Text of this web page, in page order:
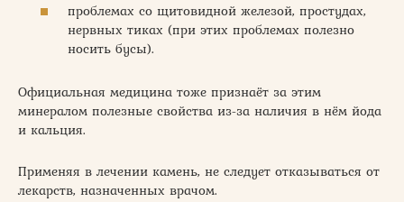
проблемах со щитовидной железой, простудах,
нервных тиках (при этих проблемах полезно
носить бусы).
Официальная медицина тоже признаёт за этим
минералом полезные свойства из-за наличия в нём йода
и кальция.
Применяя в лечении камень, не следует отказываться от
лекарств, назначенных врачом.